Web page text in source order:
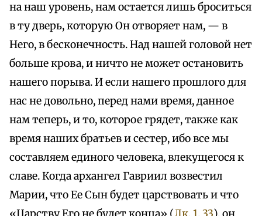
на наш уровень, нам остается лишь броситься
в ту дверь, которую Он отворяет нам, — в
Него, в бесконечность. Над нашей головой нет
больше крова, и ничто не может остановить
нашего порыва. И если нашего прошлого для
нас не довольно, перед нами время, данное
нам теперь, и то, которое грядет, также как
время наших братьев и сестер, ибо все мы
составляем единого человека, влекущегося к
славе. Когда архангел Гавриил возвестил
Марии, что Ее Сын будет царствовать и что